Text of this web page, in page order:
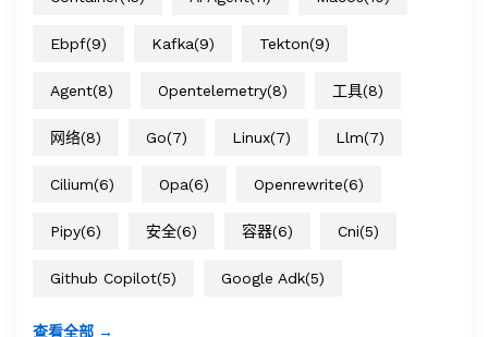
Ebpf(9) Kafka(9) Tekton(9)
Agent(8) Opentelemetry(8) 工具(8)
网络(8) Go(7) Linux(7) Llm(7)
Cilium(6) Opa(6) Openrewrite(6)
Pipy(6) 安全(6) 容器(6) Cni(5)
Github Copilot(5) Google Adk(5)
查看全部 →